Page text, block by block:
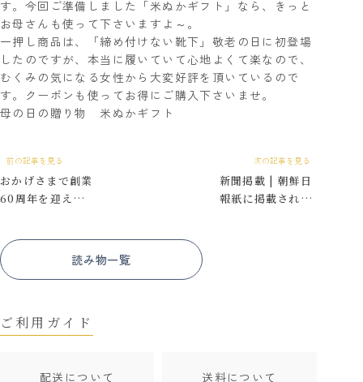
す。今回ご準備しました「米ぬかギフト」なら、きっと
お母さんも使って下さいますよ～。
一押し商品は、「締め付けない靴下」敬老の日に初登場
したのですが、本当に履いていて心地よくて楽なので、
むくみの気になる女性から大変好評を頂いているので
す。クーポンも使ってお得にご購入下さいませ。
母の日の贈り物 米ぬかギフト
前の記事を見る
おかげさまで創業
60周年を迎えまし
次の記事を見る
新聞掲載 | 朝鮮日
報紙に掲載されま
読み物一覧
ご利用ガイド
配送について 送料について